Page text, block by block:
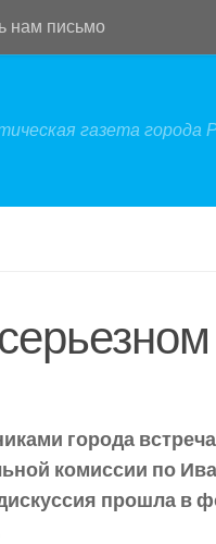
нам письмо
газета города
города
комиссии по
прошла в